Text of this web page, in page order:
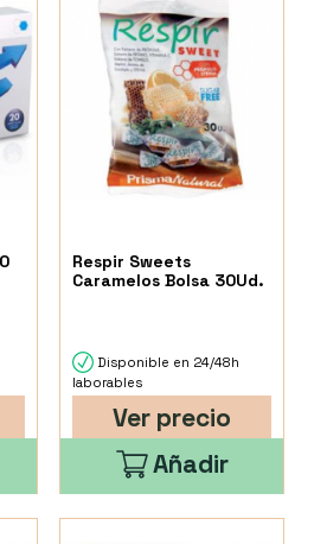
Respir Sweets
Caramelos Bolsa 30Ud.
Disponible en 24/48h
laborables
Ver precio
Añadir